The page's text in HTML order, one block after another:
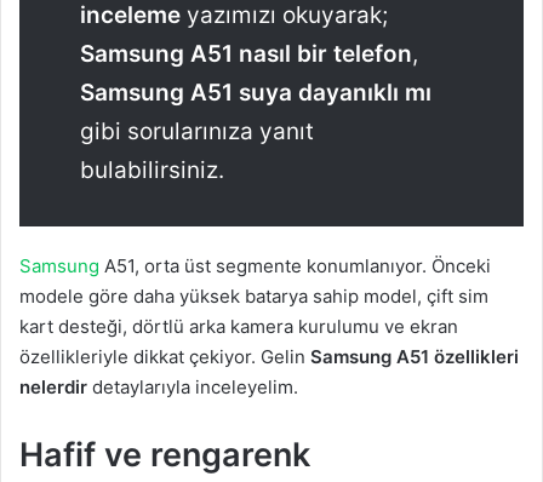
inceleme yazımızı okuyarak;
Samsung A51 nasıl bir telefon,
Samsung A51 suya dayanıklı mı
gibi sorularınıza yanıt
bulabilirsiniz.
Samsung A51, orta üst segmente konumlanıyor. Önceki
modele göre daha yüksek batarya sahip model, çift sim
kart desteği, dörtlü arka kamera kurulumu ve ekran
özellikleriyle dikkat çekiyor. Gelin Samsung A51 özellikleri
nelerdir detaylarıyla inceleyelim.
Hafif ve rengarenk